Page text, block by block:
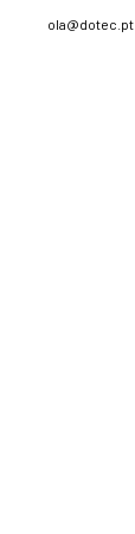
ola@dotec.pt